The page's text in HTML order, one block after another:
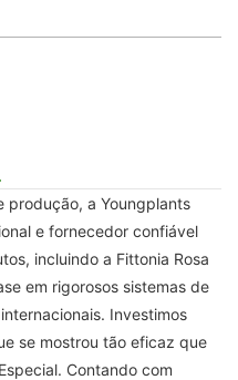
produção, a Youngplants
e fornecedor confiável
incluindo a Fittonia Rosa
em rigorosos sistemas de
Investimos
se mostrou tão eficaz que
Contando com